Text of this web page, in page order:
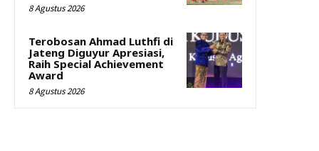
8 Agustus 2026
Terobosan Ahmad Luthfi di
Jateng Diguyur Apresiasi,
Raih Special Achievement
Award
8 Agustus 2026